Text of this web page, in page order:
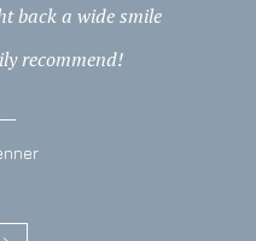
back a wide smile
recommend!